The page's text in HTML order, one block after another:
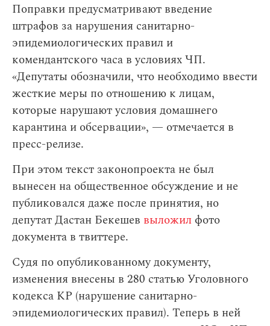
Поправки предусматривают введение
штрафов за нарушения санитарно-
эпидемиологических правил и
комендантского часа в условиях ЧП.
«Депутаты обозначили, что необходимо ввести
жесткие меры по отношению к лицам,
которые нарушают условия домашнего
карантина и обсервации», — отмечается в
пресс-релизе.
При этом текст законопроекта не был
вынесен на общественное обсуждение и не
публиковался даже после принятия, но
депутат Дастан Бекешев выложил фото
документа в твиттере.
Судя по опубликованному документу,
изменения внесены в 280 статью Уголовного
кодекса КР (нарушение санитарно-
эпидемиологических правил). Теперь в ней